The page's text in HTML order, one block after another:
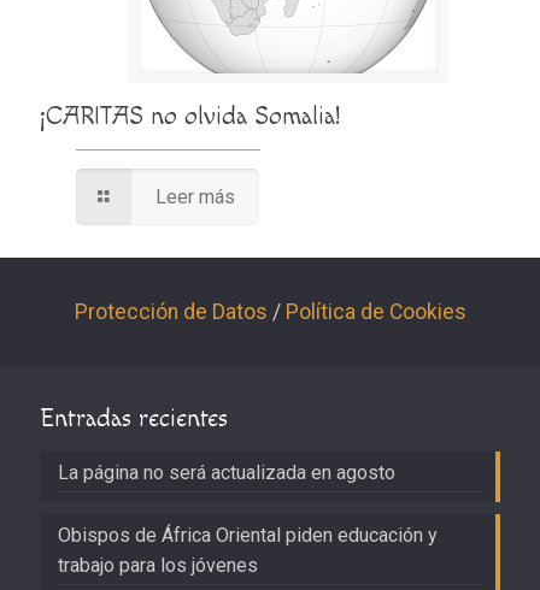
¡CARITAS no olvida Somalia!
Leer más
Protección de Datos / Política de Cookies
Entradas recientes
La página no será actualizada en agosto
Obispos de África Oriental piden educación y
trabajo para los jóvenes